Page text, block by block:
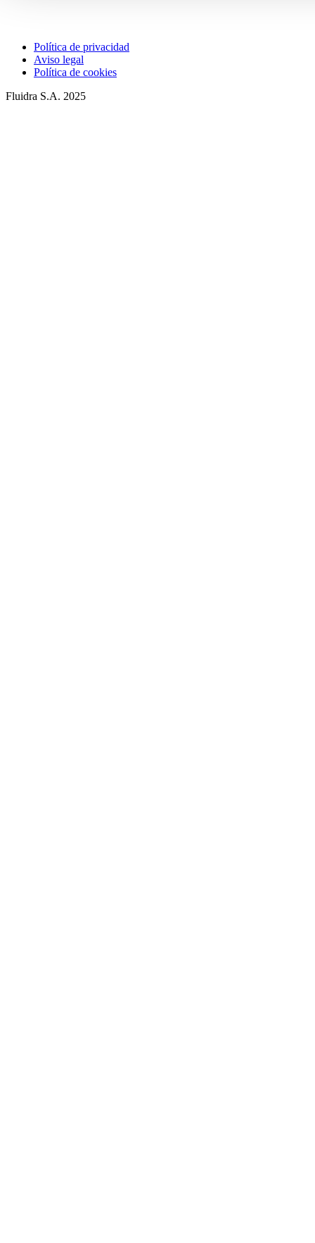
Política de privacidad
Aviso legal
Política de cookies
Fluidra S.A. 2025